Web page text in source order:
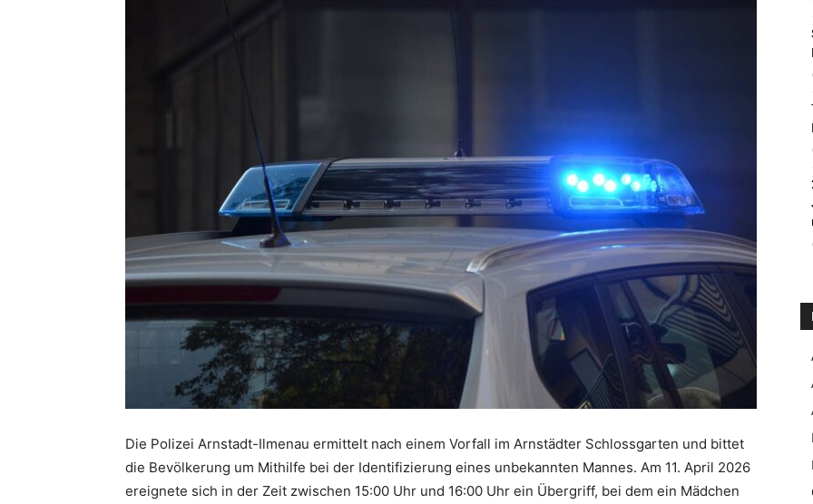
Die Polizei Arnstadt-Ilmenau ermittelt nach einem Vorfall im Arnstädter Schlossgarten und bittet
die Bevölkerung um Mithilfe bei der Identifizierung eines unbekannten Mannes. Am 11. April 2026
ereignete sich in der Zeit zwischen 15:00 Uhr und 16:00 Uhr ein Übergriff, bei dem ein Mädchen